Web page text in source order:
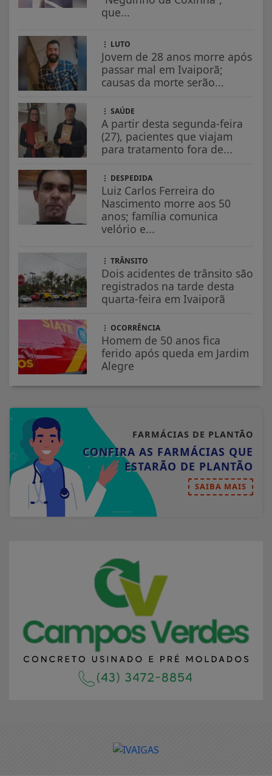
que...
LUTO
Jovem de 28 anos morre após
passar mal em Ivaiporã;
causas da morte serão...
SAÚDE
A partir desta segunda-feira
(27), pacientes que viajam
para tratamento fora de...
DESPEDIDA
Luiz Carlos Ferreira do
Nascimento morre aos 50
anos; família comunica
velório e...
TRÂNSITO
Dois acidentes de trânsito são
registrados na tarde desta
quarta-feira em Ivaiporã
OCORRÊNCIA
Homem de 50 anos fica
ferido após queda em Jardim
Alegre
FARMÁCIAS DE PLANTÃO
CONFIRA AS FARMÁCIAS QUE
ESTARÃO DE PLANTÃO
SAIBA MAIS